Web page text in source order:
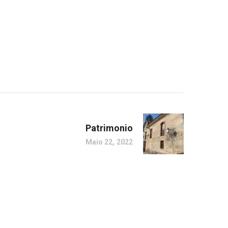
Patrimonio
Maio 22, 2022